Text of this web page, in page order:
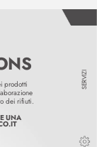
UNA
.IT
prodotti
dei rifiuti.
SERVIZI